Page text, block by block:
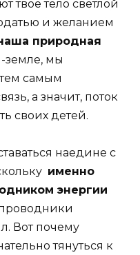
твое тело светлой
и желанием
природная
земле, мы
самым
а значит, поток
своих детей.
наедине с
именно
энергии
Вот почему
тянуться к